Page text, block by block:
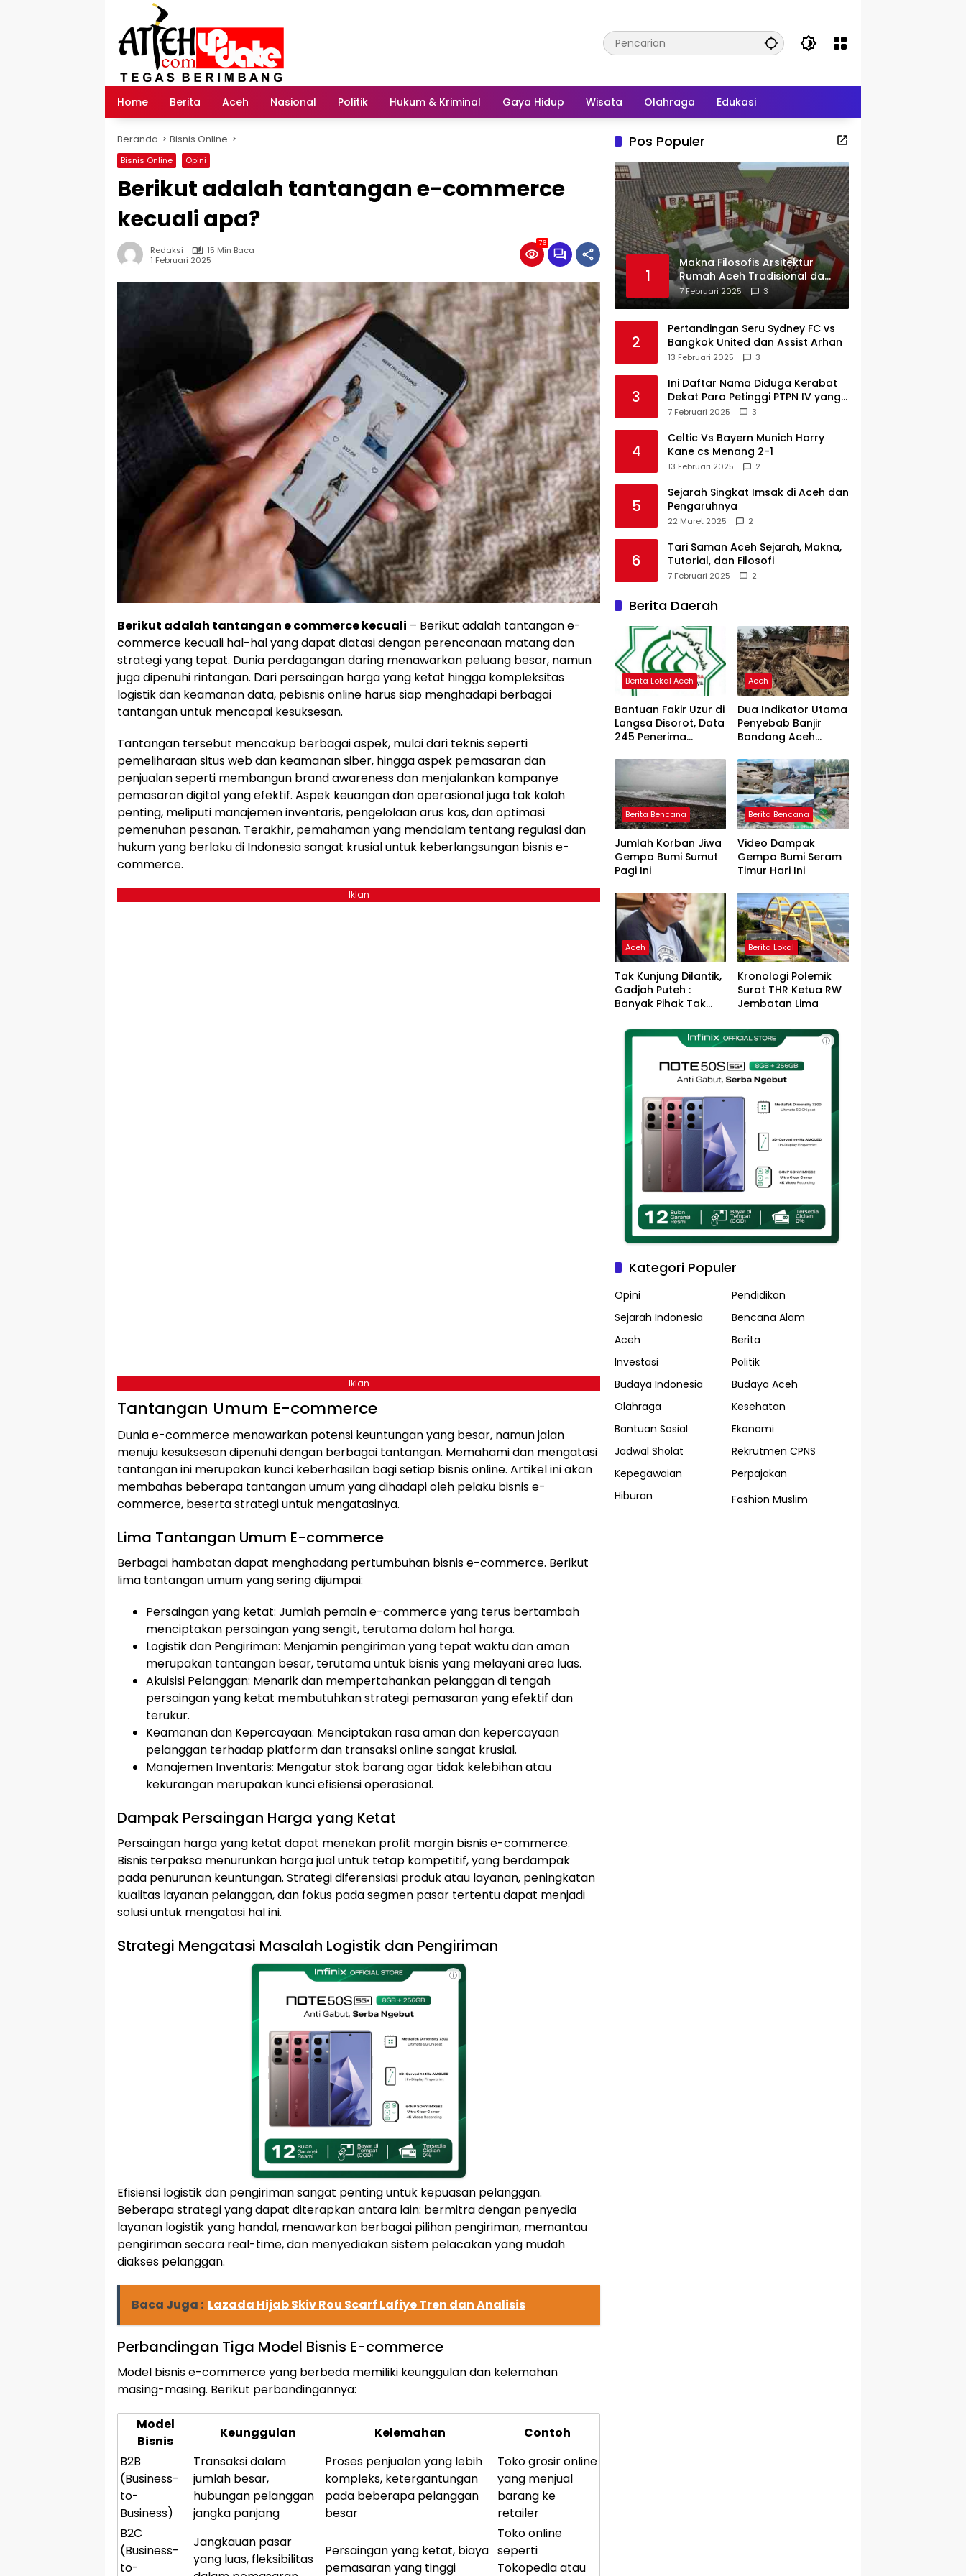
Home Berita Aceh Nasional Politik Hukum & Kriminal Gaya Hidup Wisata Olahraga Edukasi
Beranda Bisnis Online
Bisnis Online Opini
Berikut adalah tantangan e-commerce
kecuali apa?
Redaksi
15 Min Baca
1 Februari 2025
76
Berikut adalah tantangan e commerce kecuali – Berikut adalah tantangan e-
commerce kecuali hal-hal yang dapat diatasi dengan perencanaan matang dan
strategi yang tepat. Dunia perdagangan daring menawarkan peluang besar, namun
juga dipenuhi rintangan. Dari persaingan harga yang ketat hingga kompleksitas
logistik dan keamanan data, pebisnis online harus siap menghadapi berbagai
tantangan untuk mencapai kesuksesan.
Tantangan tersebut mencakup berbagai aspek, mulai dari teknis seperti
pemeliharaan situs web dan keamanan siber, hingga aspek pemasaran dan
penjualan seperti membangun brand awareness dan menjalankan kampanye
pemasaran digital yang efektif. Aspek keuangan dan operasional juga tak kalah
penting, meliputi manajemen inventaris, pengelolaan arus kas, dan optimasi
pemenuhan pesanan. Terakhir, pemahaman yang mendalam tentang regulasi dan
hukum yang berlaku di Indonesia sangat krusial untuk keberlangsungan bisnis e-
commerce.
Iklan
Iklan
Tantangan Umum E-commerce
Dunia e-commerce menawarkan potensi keuntungan yang besar, namun jalan
menuju kesuksesan dipenuhi dengan berbagai tantangan. Memahami dan mengatasi
tantangan ini merupakan kunci keberhasilan bagi setiap bisnis online. Artikel ini akan
membahas beberapa tantangan umum yang dihadapi oleh pelaku bisnis e-
commerce, beserta strategi untuk mengatasinya.
Lima Tantangan Umum E-commerce
Berbagai hambatan dapat menghadang pertumbuhan bisnis e-commerce. Berikut
lima tantangan umum yang sering dijumpai:
Persaingan yang ketat: Jumlah pemain e-commerce yang terus bertambah
menciptakan persaingan yang sengit, terutama dalam hal harga.
Logistik dan Pengiriman: Menjamin pengiriman yang tepat waktu dan aman
merupakan tantangan besar, terutama untuk bisnis yang melayani area luas.
Akuisisi Pelanggan: Menarik dan mempertahankan pelanggan di tengah
persaingan yang ketat membutuhkan strategi pemasaran yang efektif dan
terukur.
Keamanan dan Kepercayaan: Menciptakan rasa aman dan kepercayaan
pelanggan terhadap platform dan transaksi online sangat krusial.
Manajemen Inventaris: Mengatur stok barang agar tidak kelebihan atau
kekurangan merupakan kunci efisiensi operasional.
Dampak Persaingan Harga yang Ketat
Persaingan harga yang ketat dapat menekan profit margin bisnis e-commerce.
Bisnis terpaksa menurunkan harga jual untuk tetap kompetitif, yang berdampak
pada penurunan keuntungan. Strategi diferensiasi produk atau layanan, peningkatan
kualitas layanan pelanggan, dan fokus pada segmen pasar tertentu dapat menjadi
solusi untuk mengatasi hal ini.
Strategi Mengatasi Masalah Logistik dan Pengiriman
ⓘ
Efisiensi logistik dan pengiriman sangat penting untuk kepuasan pelanggan.
Beberapa strategi yang dapat diterapkan antara lain: bermitra dengan penyedia
layanan logistik yang handal, menawarkan berbagai pilihan pengiriman, memantau
pengiriman secara real-time, dan menyediakan sistem pelacakan yang mudah
diakses pelanggan.
Baca Juga : Lazada Hijab Skiv Rou Scarf Lafiye Tren dan Analisis
Perbandingan Tiga Model Bisnis E-commerce
Model bisnis e-commerce yang berbeda memiliki keunggulan dan kelemahan
masing-masing. Berikut perbandingannya:
Model
Bisnis
Keunggulan Kelemahan
Contoh
B2B
(Business-
to-
Business)
Transaksi dalam
jumlah besar,
hubungan pelanggan
jangka panjang
Proses penjualan yang lebih
kompleks, ketergantungan
pada beberapa pelanggan
besar
Toko grosir online
yang menjual
barang ke
retailer
B2C
(Business-
to-
Jangkauan pasar
yang luas, fleksibilitas
Persaingan yang ketat, biaya
pemasaran yang tinggi
Toko online
seperti
Tokopedia atau
Pos Populer
1
Makna Filosofis Arsitektur
Rumah Aceh Tradisional dan
Sejarah Perkembangannya
7 Februari 2025 3
2
Pertandingan Seru Sydney FC vs
Bangkok United dan Assist Arhan
13 Februari 2025 3
3
Ini Daftar Nama Diduga Kerabat
Dekat Para Petinggi PTPN IV yang
Lulus PKWT
7 Februari 2025 3
4
Celtic Vs Bayern Munich Harry
Kane cs Menang 2-1
13 Februari 2025 2
5
Sejarah Singkat Imsak di Aceh dan
Pengaruhnya
22 Maret 2025 2
6
Tari Saman Aceh Sejarah, Makna,
Tutorial, dan Filosofi
7 Februari 2025 2
Berita Daerah
Berita Lokal Aceh
Bantuan Fakir Uzur di
Langsa Disorot, Data
245 Penerima
Aceh
Dua Indikator Utama
Penyebab Banjir
Bandang Aceh
Puteh Soroti
Kerusakan DAS
Berita Bencana
Jumlah Korban Jiwa
Gempa Bumi Sumut
Pagi Ini
Berita Bencana
Video Dampak
Gempa Bumi Seram
Timur Hari Ini
Aceh
Tak Kunjung Dilantik,
Gadjah Puteh :
Banyak Pihak Tak
Jadi Pemimpin Kota
Berita Lokal
Kronologi Polemik
Surat THR Ketua RW
Jembatan Lima
ⓘ
Kategori Populer
Opini
Pendidikan
Sejarah Indonesia
Bencana Alam
Aceh
Berita
Investasi
Politik
Budaya Indonesia
Budaya Aceh
Olahraga
Kesehatan
Bantuan Sosial
Ekonomi
Jadwal Sholat
Rekrutmen CPNS
Kepegawaian
Perpajakan
Hiburan
Fashion Muslim